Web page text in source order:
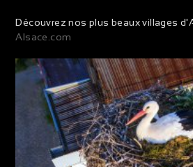
Découvrez nos plus beaux villages
Alsace.com